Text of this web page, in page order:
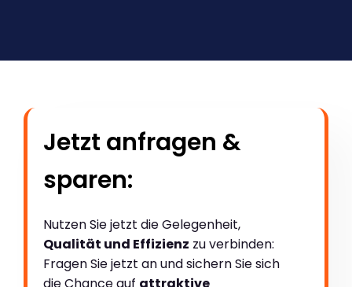
Jetzt anfragen &
sparen:
Nutzen Sie jetzt die Gelegenheit,
Qualität und Effizienz zu verbinden:
Fragen Sie jetzt an und sichern Sie sich